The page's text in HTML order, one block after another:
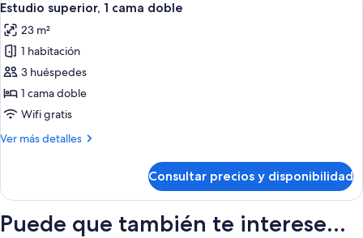
camas
todas
las
fotos
de
Estudio
superior,
cama
5
Estudio superior, 1 cama doble
23 m²
1 habitación
3 huéspedes
1 cama doble
Wifi gratis
Ver más detalles
Más
superior,
cama
Consultar precios y disponibilidad
Puede que también te interese...